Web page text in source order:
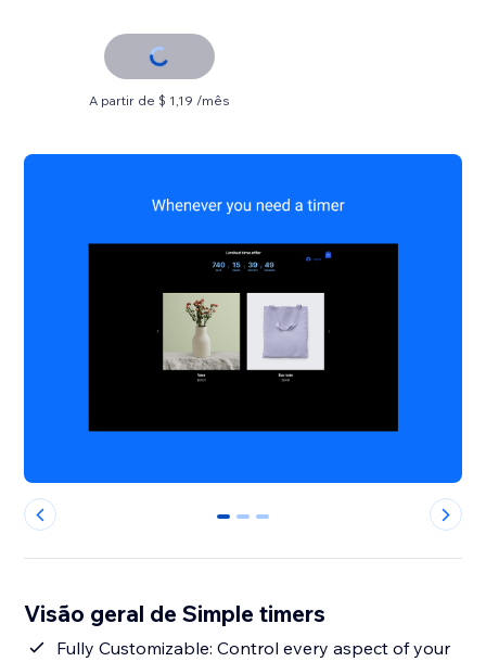
A partir de $ 1,19 /mês
0 1 2
Visão geral de Simple timers
Fully Customizable: Control every aspect of your